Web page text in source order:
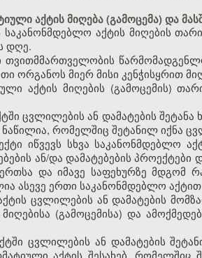
აქტის მიღება (გამოცემა) და
საკანონმდებლო აქტის მიღების
დღე.
თვითმმართველობის
ორგანოს მიერ მისი კენჭისყრით
აქტის მიღების (გამოცემის)
ცვლილების ან დამატების
ნაწილია, რომელშიც შეტანილ იქნა
იწვევს სხვა საკანონმდებლო
ან/და დამატებების
და იმავე საფეხურზე მდგომ
ასევე ერთი საკანონმდებლო
ცვლილების ან დამატების
მიღებისა (გამოცემისა) და
ცვლილების ან დამატების
აქტის შესახებ,